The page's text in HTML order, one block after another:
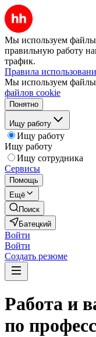
Мы используем файлы
правильную работу
трафик.
Правила
Мы используем файлы
файлов cookie
Понятно
Ищу работу
Ищу работу
Ищу работу
Ищу сотрудника
Сервисы
Помощь
Ещё
Поиск
Батецкий
Войти
Войти
Создать резюме
Работа и
по